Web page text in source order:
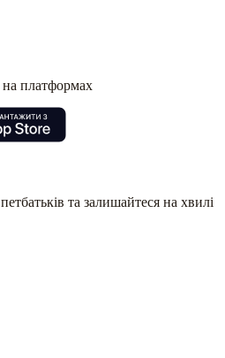
платформах
та залишайтеся на хвилі